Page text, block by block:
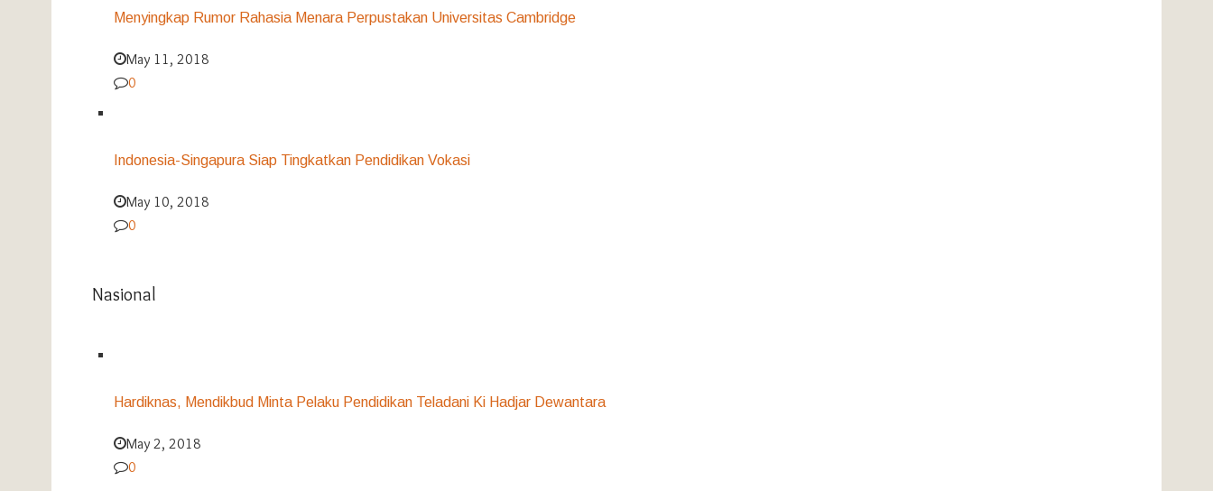
Menyingkap Rumor Rahasia Menara Perpustakan Universitas Cambridge
May 11, 2018
0
Indonesia-Singapura Siap Tingkatkan Pendidikan Vokasi
May 10, 2018
0
Nasional
Hardiknas, Mendikbud Minta Pelaku Pendidikan Teladani Ki Hadjar Dewantara
May 2, 2018
0